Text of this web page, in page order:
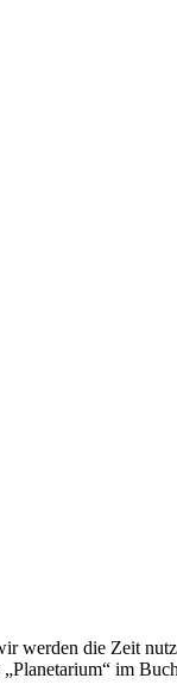
werden die Zeit
im